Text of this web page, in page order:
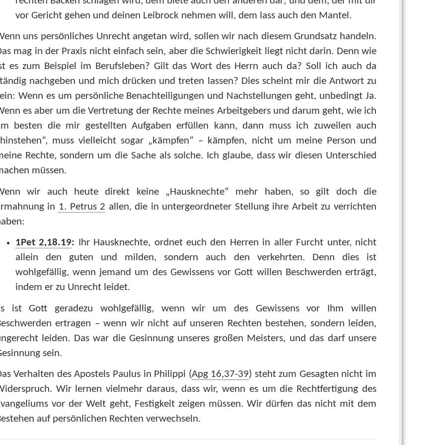
vor Gericht gehen und deinen Leibrock nehmen will, dem lass auch den Mantel.
uns persönliches Unrecht angetan wird, sollen wir nach diesem Grundsatz handeln.
mag in der Praxis nicht einfach sein, aber die Schwierigkeit liegt nicht darin. Denn wie
es zum Beispiel im Berufsleben? Gilt das Wort des Herrn auch da? Soll ich auch da
nachgeben und mich drücken und treten lassen? Dies scheint mir die Antwort zu
Wenn es um persönliche Benachteiligungen und Nachstellungen geht, unbedingt Ja.
es aber um die Vertretung der Rechte meines Arbeitgebers und darum geht, wie ich
besten die mir gestellten Aufgaben erfüllen kann, dann muss ich zuweilen auch
muss vielleicht sogar „kämpfen“ – kämpfen, nicht um meine Person und
Rechte, sondern um die Sache als solche. Ich glaube, dass wir diesen Unterschied
müssen.
wir auch heute direkt keine „Hausknechte“ mehr haben, so gilt doch die
in 1. Petrus 2 allen, die in untergeordneter Stellung ihre Arbeit zu verrichten
1Pet 2,18.19: Ihr Hausknechte, ordnet euch den Herren in aller Furcht unter, nicht
allein den guten und milden, sondern auch den verkehrten. Denn dies ist
wohlgefällig, wenn jemand um des Gewissens vor Gott willen Beschwerden erträgt,
indem er zu Unrecht leidet.
ist Gott geradezu wohlgefällig, wenn wir um des Gewissens vor Ihm willen
ertragen – wenn wir nicht auf unseren Rechten bestehen, sondern leiden,
leiden. Das war die Gesinnung unseres großen Meisters, und das darf unsere
sein.
Verhalten des Apostels Paulus in Philippi (Apg 16,37-39) steht zum Gesagten nicht im
Wir lernen vielmehr daraus, dass wir, wenn es um die Rechtfertigung des
vor der Welt geht, Festigkeit zeigen müssen. Wir dürfen das nicht mit dem
auf persönlichen Rechten verwechseln.